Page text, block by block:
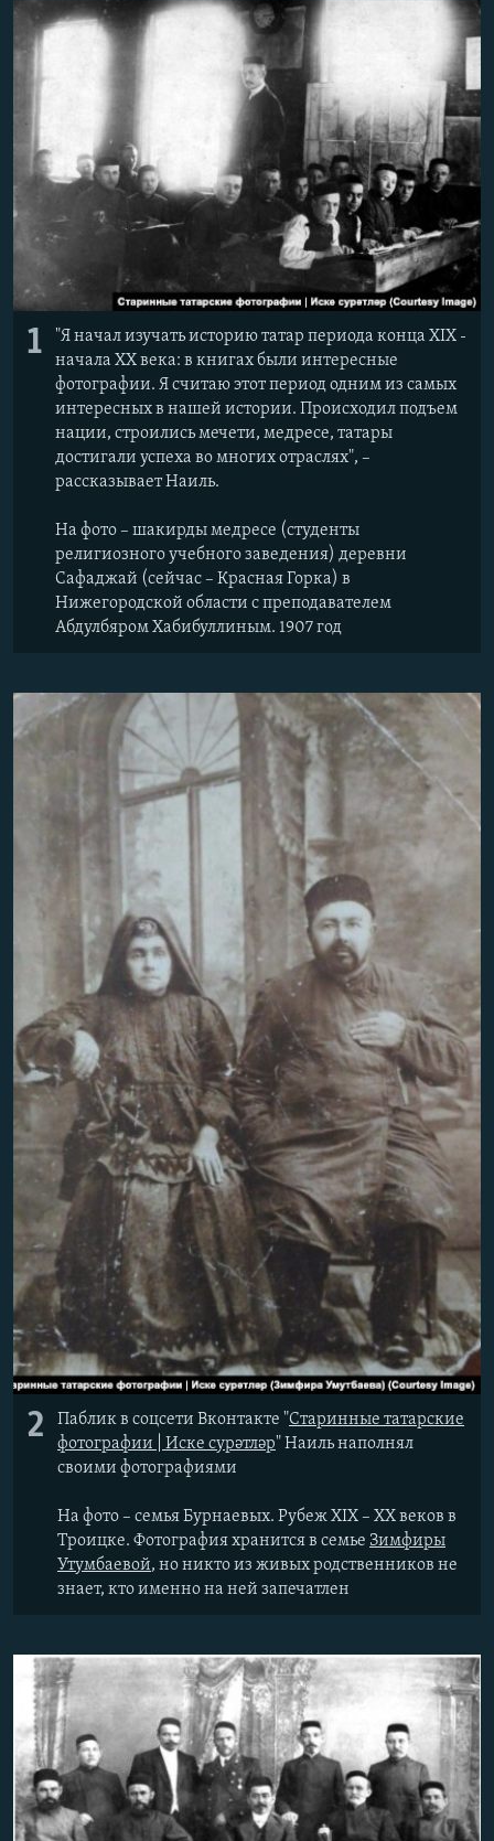
РАСПИСАНИЕ ВЕЩАНИЯ
ПОДПИШИТЕСЬ НА РАССЫЛКУ
Все сайты РСЕ/РС
1
"Я начал изучать историю татар периода конца XIX -
начала XX века: в книгах были интересные
фотографии. Я считаю этот период одним из самых
интересных в нашей истории. Происходил подъем
нации, строились мечети, медресе, татары
достигали успеха во многих отраслях", –
рассказывает Наиль.
На фото – шакирды медресе (студенты
религиозного учебного заведения) деревни
Сафаджай (сейчас – Красная Горка) в
Нижегородской области с преподавателем
Абдулбяром Хабибуллиным. 1907 год
2 Паблик в соцсети Вконтакте "Старинные татарские
фотографии | Иске сурәтләр" Наиль наполнял
своими фотографиями
На фото – семья Бурнаевых. Рубеж XIX – XX веков в
Троицке. Фотография хранится в семье Зимфиры
Утумбаевой, но никто из живых родственников не
знает, кто именно на ней запечатлен